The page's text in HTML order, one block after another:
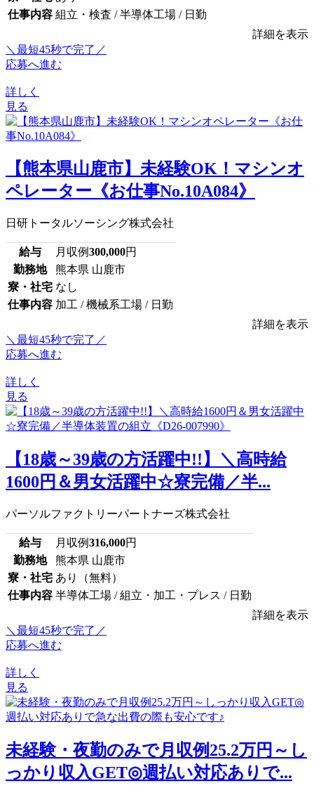
仕事内容 組立・検査 / 半導体工場 / 日勤
詳細を表示
＼最短45秒で完了／
応募へ進む
詳しく
見る
【熊本県山鹿市】未経験OK！マシンオ
ペレーター《お仕事No.10A084》
日研トータルソーシング株式会社
給与 月収例300,000円
勤務地
熊本県 山鹿市
寮・社宅 なし
仕事内容 加工 / 機械系工場 / 日勤
詳細を表示
＼最短45秒で完了／
応募へ進む
詳しく
見る
【18歳～39歳の方活躍中!!】＼高時給
1600円＆男女活躍中☆寮完備／半...
パーソルファクトリーパートナーズ株式会社
給与 月収例316,000円
勤務地
熊本県 山鹿市
寮・社宅 あり（無料）
仕事内容 半導体工場 / 組立・加工・プレス / 日勤
詳細を表示
＼最短45秒で完了／
応募へ進む
詳しく
見る
未経験・夜勤のみで月収例25.2万円～し
っかり収入GET◎週払い対応ありで...